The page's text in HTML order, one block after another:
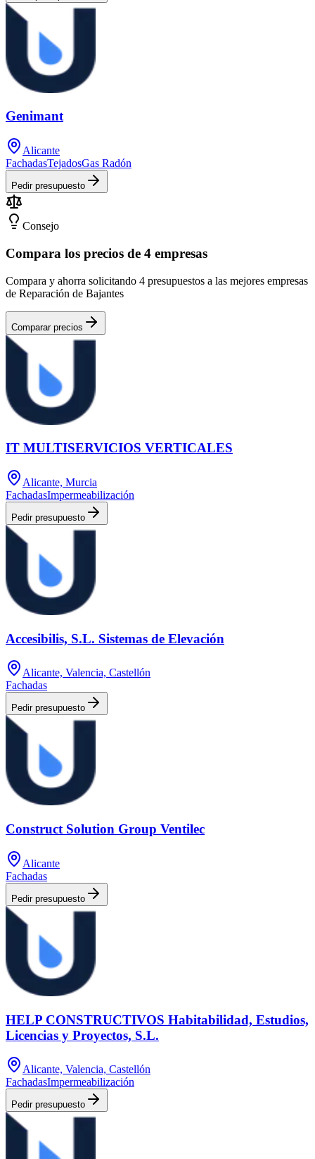
Genimant
Alicante
FachadasTejadosGas Radón
Pedir presupuesto
Consejo
Compara los precios de 4 empresas
Compara y ahorra solicitando 4 presupuestos a las mejores empresas
de Reparación de Bajantes
Comparar precios
IT MULTISERVICIOS VERTICALES
Alicante, Murcia
FachadasImpermeabilización
Pedir presupuesto
Accesibilis, S.L. Sistemas de Elevación
Alicante, Valencia, Castellón
Fachadas
Pedir presupuesto
Construct Solution Group Ventilec
Alicante
Fachadas
Pedir presupuesto
HELP CONSTRUCTIVOS Habitabilidad, Estudios,
Licencias y Proyectos, S.L.
Alicante, Valencia, Castellón
FachadasImpermeabilización
Pedir presupuesto